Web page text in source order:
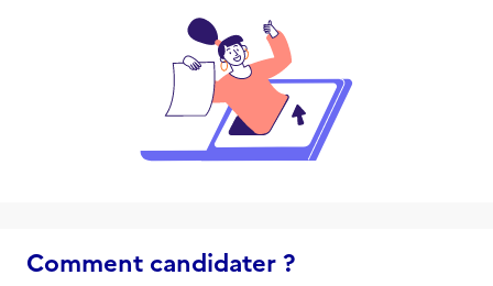
Comment candidater ?